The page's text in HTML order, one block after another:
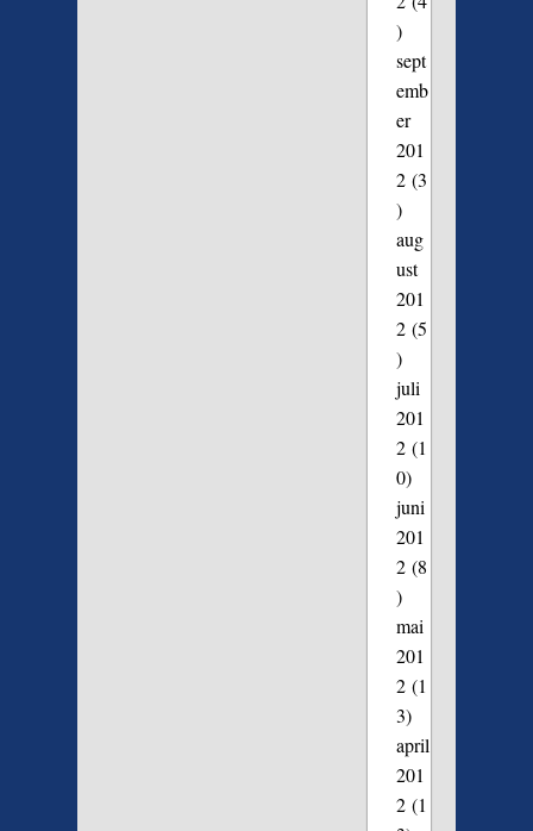
)
sept
emb
er
201
2(3
)
aug
ust
201
2(5
)
juli
201
2(1
0)
juni
201
2(8
)
mai
201
2(1
3)
april
201
2(1